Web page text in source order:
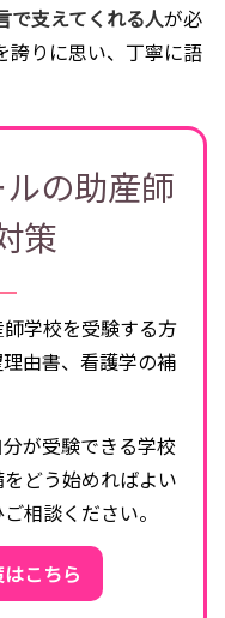
で支えてくれる人が必
誇りに思い、丁寧に語
の助産師
策
学校を受験する方
由書、看護学の補
が受験できる学校
どう始めればよい
相談ください。
こちら